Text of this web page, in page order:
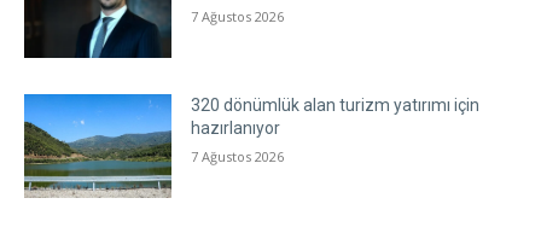
7 Ağustos 2026
320 dönümlük alan turizm yatırımı için
hazırlanıyor
7 Ağustos 2026